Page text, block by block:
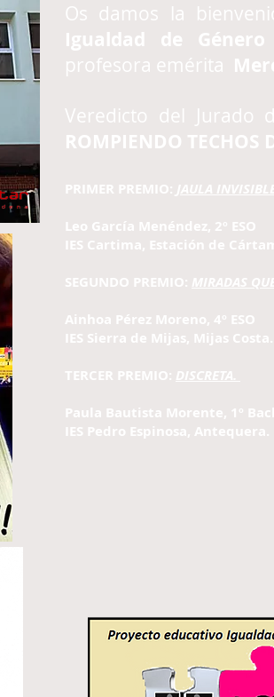
Os damos la
Igualdad de
profesora emérita
Veredicto del Jurado
ROMPIENDO TECHOS
PRIMER PREMIO: JAULA
Leo García Menéndez, 2º ESO
IES Cartima, Estación de
SEGUNDO PREMIO: MIRADAS
Ainhoa Pérez Moreno, 4º ESO
IES Sierra de Mijas, Mijas Costa.
TERCER PREMIO: DISCRETA.
Paula Bautista Morente, 1º
IES Pedro Espinosa, Antequera.